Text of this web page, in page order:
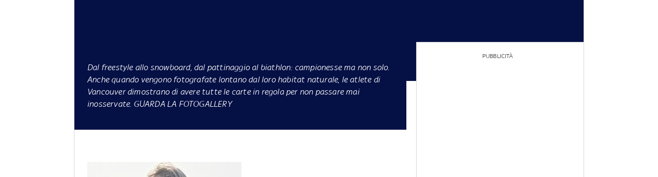
Dal freestyle allo snowboard, dal pattinaggio al biathlon: campionesse ma non solo.
Anche quando vengono fotografate lontano dal loro habitat naturale, le atlete di
Vancouver dimostrano di avere tutte le carte in regola per non passare mai
inosservate. GUARDA LA FOTOGALLERY
PUBBLICITÀ